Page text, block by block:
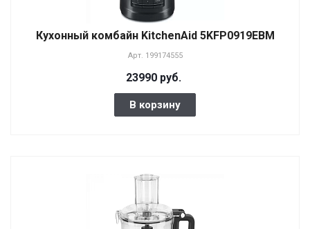
Кухонный комбайн KitchenAid 5KFP0919EBM
Арт. 199174555
23990 руб.
В корзину